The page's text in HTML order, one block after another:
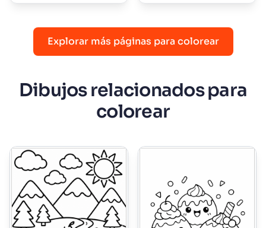
Explorar más páginas para colorear
Dibujos relacionados para
colorear